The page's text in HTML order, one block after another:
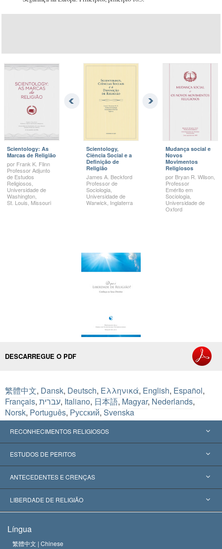
Scientology: As
Marcas de Religião
por Frank K. Flinn
Professor Adjunto
de Estudos
Religiosos,
Universidade de
Washington,
St. Louis, Missouri
Scientology,
Ciência Social e a
Definição de
Religião
James A. Beckford
Professor de
Sociologia,
Universidade de
Warwick, Inglaterra
Mudança social e
Novos
Movimentos
Religiosos
por Bryan R. Wilson,
Professor
Emérito em
Sociologia,
Universidade de
Oxford
DESCARREGUE O PDF
繁體中文, Dansk, Deutsch, Ελληνικά, English, Español,
Français, עברית, Italiano, 日本語, Magyar, Nederlands,
Norsk, Português, Русский, Svenska
RECONHECIMENTOS RELIGIOSOS
Estados Unidos
Reconhecimentos Mundiais
Decisões Históricas
ESTUDOS DE PERITOS
Apreciações por Categoria
Os Peritos Mais Proeminentes do Mundo
ANTECEDENTES E CRENÇAS
L. Ron Hubbard
O Credo da Igreja de Scientology
LIBERDADE DE RELIGIÃO
Normas Internacionais de Direitos Humanos
Língua
繁體中文 | Chinese